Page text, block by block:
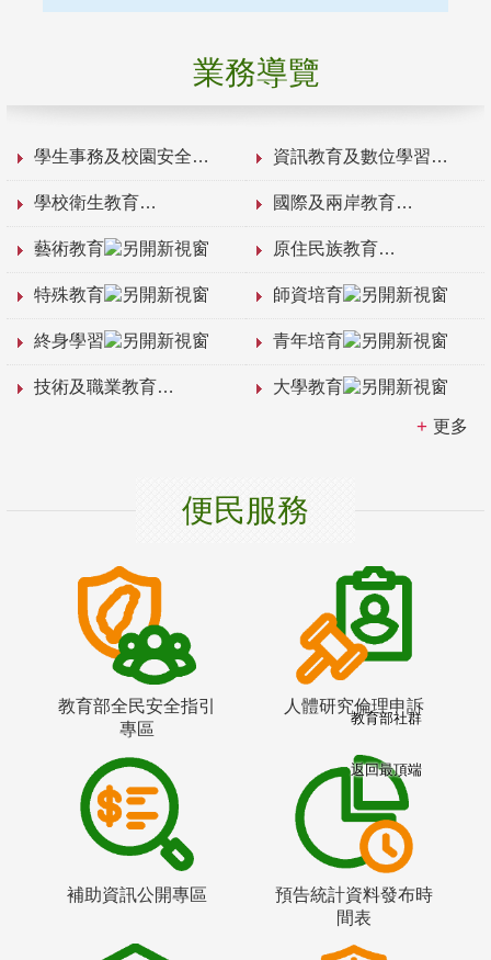
業務導覽
學生事務及校園安全 資訊教育及數位學習
學校衛生教育 國際及兩岸教育
藝術教育 原住民族教育
特殊教育 師資培育
終身學習 青年培育
技術及職業教育 大學教育
更多
便民服務
教育部全民安全指引
專區
人體研究倫理申訴
補助資訊公開專區
預告統計資料發布時
間表
教育部社群
返回最頂端